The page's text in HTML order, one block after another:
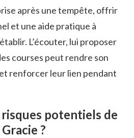
après une tempête, offrir
et une aide pratique à
L’écouter, lui proposer
courses peut rendre son
renforcer leur lien pendant
potentiels de
?